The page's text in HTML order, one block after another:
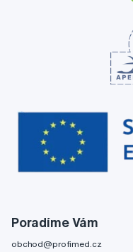
Poradíme Vám
obchod@profimed.cz